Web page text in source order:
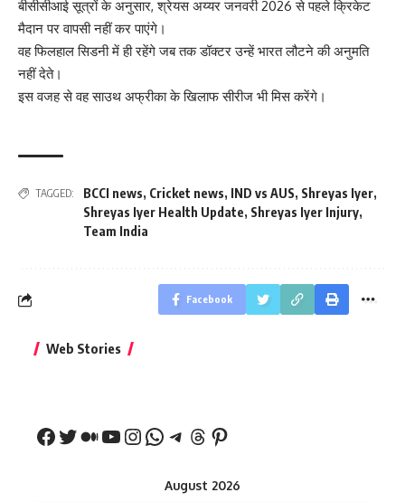
बीसीसीआई सूत्रों के अनुसार, श्रेयस अय्यर जनवरी 2026 से पहले क्रिकेट
मैदान पर वापसी नहीं कर पाएंगे।
वह फिलहाल सिडनी में ही रहेंगे जब तक डॉक्टर उन्हें भारत लौटने की अनुमति
नहीं देते।
इस वजह से वह साउथ अफ्रीका के खिलाफ सीरीज भी मिस करेंगे।
TAGGED: BCCI news, Cricket news, IND vs AUS, Shreyas Iyer,
Shreyas Iyer Health Update, Shreyas Iyer Injury,
Team India
Facebook
Web Stories
नीतीश कुमार का पहला
August 2026